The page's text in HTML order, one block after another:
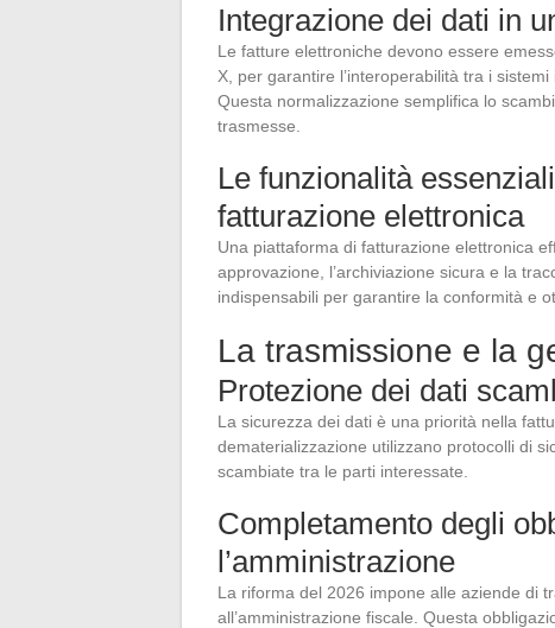
Integrazione dei dati in
Le fatture elettroniche devono essere
X, per garantire l’interoperabilità tra i
Questa normalizzazione semplifica lo
trasmesse.
Le funzionalità
fatturazione elettronica
Una piattaforma di fatturazione elettronica
approvazione, l’archiviazione sicura e la
indispensabili per garantire la conformità e
La trasmissione e la
Protezione dei dati
La sicurezza dei dati è una priorità nella
dematerializzazione utilizzano protocolli di
scambiate tra le parti interessate.
Completamento degli
l’amministrazione
La riforma del 2026 impone alle aziende di
all’amministrazione fiscale. Questa